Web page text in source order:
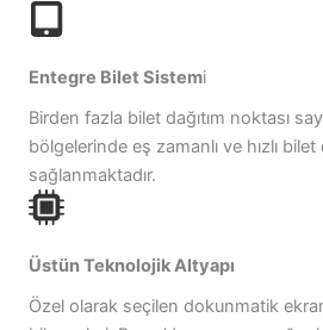
Entegre Bilet Sistemi
Birden fazla bilet dağıtım noktası
bölgelerinde eş zamanlı ve hızlı bilet
sağlanmaktadır.
Üstün Teknolojik Altyapı
Özel olarak seçilen dokunmatik